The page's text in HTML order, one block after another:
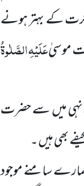
کے بہتر ہونے
موسیٰعَلَیْہِالصَّلٰوۃُ
انہی میں سے حضرت
بھی ہیں ۔
ہمارے سامنے موجود